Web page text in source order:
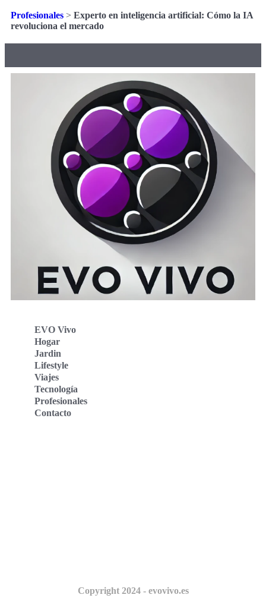
Profesionales > Experto en inteligencia artificial: Cómo la IA
revoluciona el mercado
EVO Vivo
Hogar
Jardin
Lifestyle
Viajes
Tecnología
Profesionales
Contacto
Copyright 2024 - evovivo.es